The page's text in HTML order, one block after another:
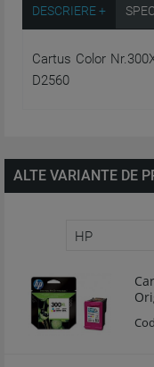
DESCRIERE +
Cartus Color
D2560
ALTE VARIANTE DE